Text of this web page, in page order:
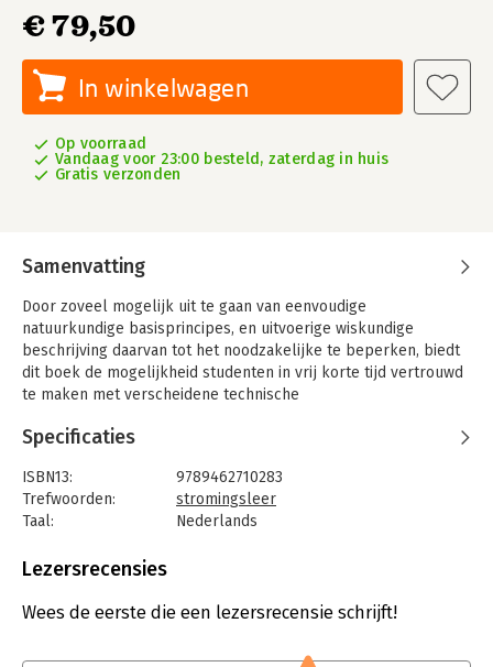
€ 79,50
In winkelwagen
Op voorraad
Vandaag voor 23:00 besteld, zaterdag in huis
Gratis verzonden
Samenvatting
Door zoveel mogelijk uit te gaan van eenvoudige
natuurkundige basisprincipes, en uitvoerige wiskundige
beschrijving daarvan tot het noodzakelijke te beperken, biedt
dit boek de mogelijkheid studenten in vrij korte tijd vertrouwd
te maken met verscheidene technische
voorkomen.
Het gebruik van een groot aantal heldere afbeeldingen en veel
aandacht voor de oplossingsaanpak van vraagstukken maken
het boek student-vriendelijk. Hieraan wordt zeker bijgedragen
Specificaties
ISBN13:
9789462710283
Trefwoorden:
stromingsleer
Taal:
Nederlands
Uitgever:
Verschijningsdatum:
3-9-2015
Lezersrecensies
Wees de eerste die een lezersrecensie schrijft!